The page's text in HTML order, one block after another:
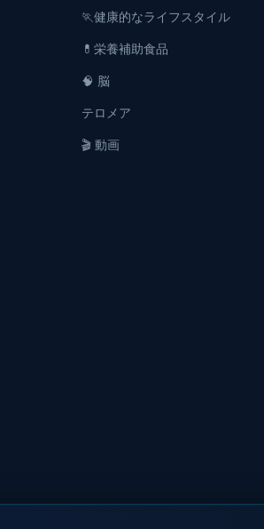
🏃健康的なライフスタイル
💊栄養補助食品
🧠 脳
テロメア
🎬 動画